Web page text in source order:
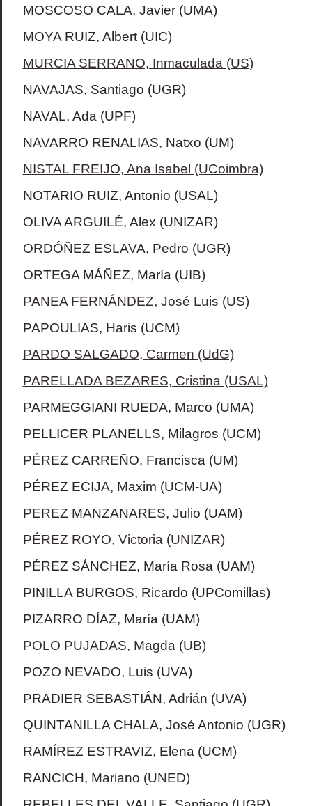
MOSCOSO CALA, Javier (UMA)
MOYA RUIZ, Albert (UIC)
MURCIA SERRANO, Inmaculada (US)
NAVAJAS, Santiago (UGR)
NAVAL, Ada (UPF)
NAVARRO RENALIAS, Natxo (UM)
NISTAL FREIJO, Ana Isabel (UCoimbra)
NOTARIO RUIZ, Antonio (USAL)
OLIVA ARGUILÉ, Alex (UNIZAR)
ORDÓÑEZ ESLAVA, Pedro (UGR)
ORTEGA MÁÑEZ, María (UIB)
PANEA FERNÁNDEZ, José Luis (US)
PAPOULIAS, Haris (UCM)
PARDO SALGADO, Carmen (UdG)
PARELLADA BEZARES, Cristina (USAL)
PARMEGGIANI RUEDA, Marco (UMA)
PELLICER PLANELLS, Milagros (UCM)
PÉREZ CARREÑO, Francisca (UM)
PÉREZ ECIJA, Maxim (UCM-UA)
PEREZ MANZANARES, Julio (UAM)
PÉREZ ROYO, Victoria (UNIZAR)
PÉREZ SÁNCHEZ, María Rosa (UAM)
PINILLA BURGOS, Ricardo (UPComillas)
PIZARRO DÍAZ, María (UAM)
POLO PUJADAS, Magda (UB)
POZO NEVADO, Luis (UVA)
PRADIER SEBASTIÁN, Adrián (UVA)
QUINTANILLA CHALA, José Antonio (UGR)
RAMÍREZ ESTRAVIZ, Elena (UCM)
RANCICH, Mariano (UNED)